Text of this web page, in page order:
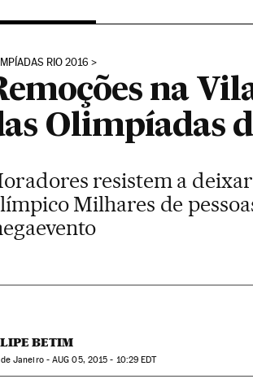
RIO 2016
na
Olimpíadas
resistem a
Milhares de
BETIM
de Janeiro -AUG 05, 2015 - 10:29 EDT